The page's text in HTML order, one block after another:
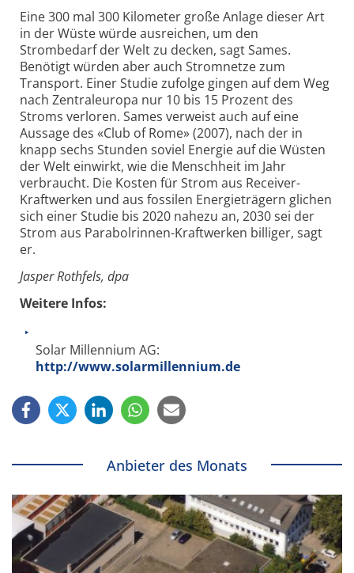
Eine 300 mal 300 Kilometer große Anlage dieser Art
in der Wüste würde ausreichen, um den
Strombedarf der Welt zu decken, sagt Sames.
Benötigt würden aber auch Stromnetze zum
Transport. Einer Studie zufolge gingen auf dem Weg
nach Zentraleuropa nur 10 bis 15 Prozent des
Stroms verloren. Sames verweist auch auf eine
Aussage des «Club of Rome» (2007), nach der in
knapp sechs Stunden soviel Energie auf die Wüsten
der Welt einwirkt, wie die Menschheit im Jahr
verbraucht. Die Kosten für Strom aus Receiver-
Kraftwerken und aus fossilen Energieträgern glichen
sich einer Studie bis 2020 nahezu an, 2030 sei der
Strom aus Parabolrinnen-Kraftwerken billiger, sagt
er.
Jasper Rothfels, dpa
Weitere Infos:
Solar Millennium AG:
http://www.solarmillennium.de
Anbieter des Monats